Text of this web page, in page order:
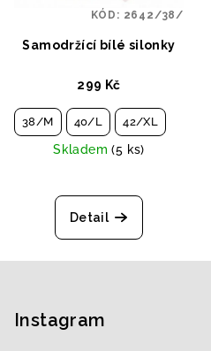
Samodržící bílé silonky
299 Kč
38/M 40/L 42/XL
Skladem(5 ks)
Detail
KÓD: 2642/38/
Instagram